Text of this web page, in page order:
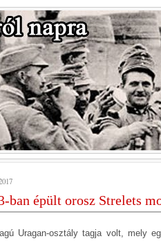
ban épült orosz Strelets
Uragan-osztály tagja volt, mely